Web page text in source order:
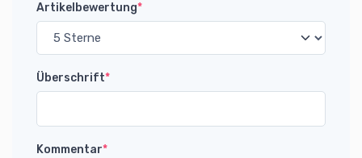
Artikelbewertung*
Überschrift*
Kommentar*